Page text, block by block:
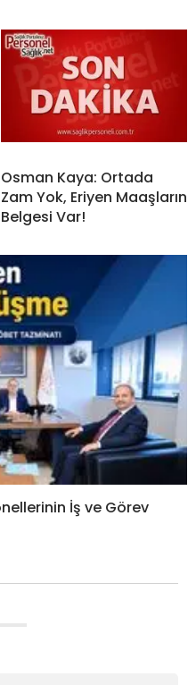
Osman Kaya: Ortada
Zam Yok, Eriyen Maaşların
Belgesi Var!
İş ve Görev